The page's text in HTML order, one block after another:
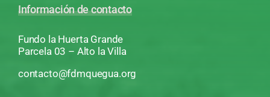
Información de contacto
Fundo la Huerta Grande
Parcela 03 – Alto la Villa
contacto@fdmquegua.org